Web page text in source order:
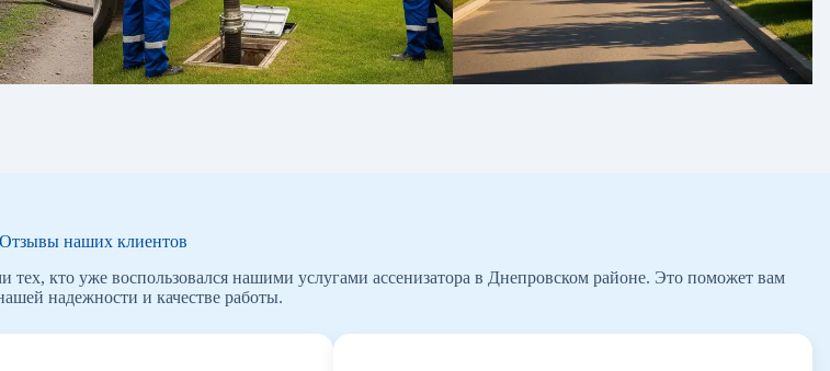
Отзывы наших клиентов
кто уже воспользовался нашими услугами ассенизатора в Днепровском районе. Это поможет вам
надежности и качестве работы.